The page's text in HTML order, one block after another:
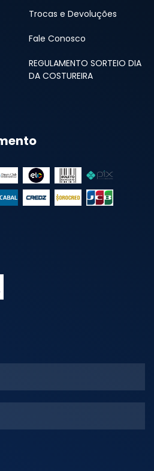
Trocas e Devoluções
Fale Conosco
REGULAMENTO SORTEIO DIA
DA COSTUREIRA